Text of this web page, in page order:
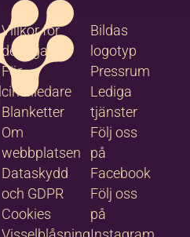
Villkor för
deltagare
För
cirkelledare
Blanketter
Om
webbplatsen
Dataskydd
och GDPR
Cookies
Bildas
logotyp
Pressrum
Lediga
tjänster
Följ oss
på
Facebook
Följ oss
på